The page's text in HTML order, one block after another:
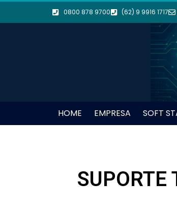
0800 878 9700 (62) 9 9916 1717
HOME EMPRESA SOFT
SUPORTE